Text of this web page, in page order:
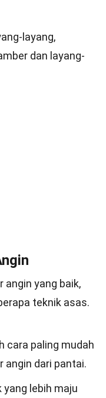
layang,
dan layang-
angin yang baik,
teknik asas.
cara paling mudah
angin dari pantai.
lebih maju